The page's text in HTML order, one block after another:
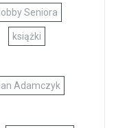
Seniora
książki
Adamczyk